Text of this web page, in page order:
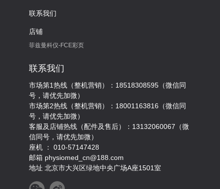
联系我们
店铺
菲兹曼科仪-FCE彩页
联系我们
市场第1热线（整机营销）：18518308595（微信同
号，请优先加微）
市场第2热线（整机营销）：18001163816（微信同
号，请优先加微）
客服及店铺热线（配件及售后）：13132060067（微
信同号，请优先加微）
座机 ： 010-57147428
邮箱 physiomed_cn@188.com
地址 北京市大兴区绿地中央广场A座1501室